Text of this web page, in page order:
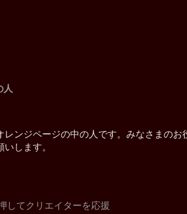
人
レンジページの中の人です。みなさまのお
します。
してクリエイターを応援